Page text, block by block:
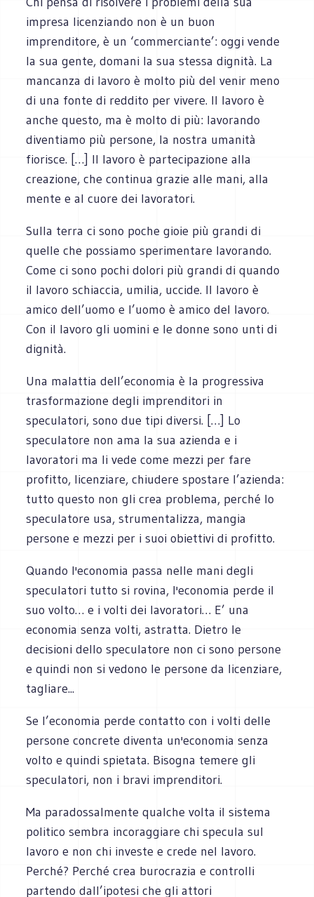
impresa licenziando non è un buon
imprenditore, è un ‘commerciante’: oggi vende
la sua gente, domani la sua stessa dignità. La
mancanza di lavoro è molto più del venir meno
di una fonte di reddito per vivere. Il lavoro è
anche questo, ma è molto di più: lavorando
diventiamo più persone, la nostra umanità
fiorisce. […] Il lavoro è partecipazione alla
creazione, che continua grazie alle mani, alla
mente e al cuore dei lavoratori.
Sulla terra ci sono poche gioie più grandi di
quelle che possiamo sperimentare lavorando.
Come ci sono pochi dolori più grandi di quando
il lavoro schiaccia, umilia, uccide. Il lavoro è
amico dell’uomo e l’uomo è amico del lavoro.
Con il lavoro gli uomini e le donne sono unti di
dignità.
Una malattia dell’economia è la progressiva
trasformazione degli imprenditori in
speculatori, sono due tipi diversi. […] Lo
speculatore non ama la sua azienda e i
lavoratori ma li vede come mezzi per fare
profitto, licenziare, chiudere spostare l’azienda:
tutto questo non gli crea problema, perché lo
speculatore usa, strumentalizza, mangia
persone e mezzi per i suoi obiettivi di profitto.
Quando l'economia passa nelle mani degli
speculatori tutto si rovina, l'economia perde il
suo volto… e i volti dei lavoratori… E’ una
economia senza volti, astratta. Dietro le
decisioni dello speculatore non ci sono persone
e quindi non si vedono le persone da licenziare,
tagliare...
Se l’economia perde contatto con i volti delle
persone concrete diventa un'economia senza
volto e quindi spietata. Bisogna temere gli
speculatori, non i bravi imprenditori.
Ma paradossalmente qualche volta il sistema
politico sembra incoraggiare chi specula sul
lavoro e non chi investe e crede nel lavoro.
Perché? Perché crea burocrazia e controlli
partendo dall’ipotesi che gli attori